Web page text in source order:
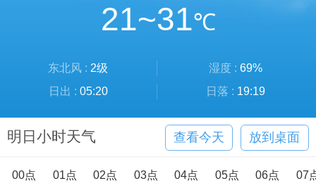
21~31℃
东北风 : 2级 湿度 : 69%
日出 : 05:20 日落 : 19:19
明日小时天气 查看今天 放到桌面
00点 01点 02点 03点 04点 05点 06点 07